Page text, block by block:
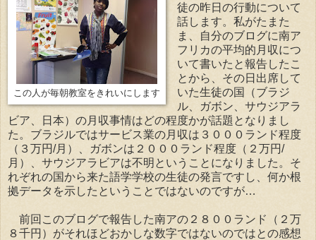
この人が毎朝教室をきれいにします
徒の昨日の行動について
話します。私がたまた
ま、自分のブログに南ア
フリカの平均的月収につ
いて書いたと報告したこ
とから、その日出席して
いた生徒の国（ブラジ
ル、ガボン、サウジアラ
ビア、日本）の月収事情はどの程度かが話題となりまし
た。ブラジルではサービス業の月収は３０００ランド程度
（３万円/月）、ガボンは２０００ランド程度（２万円/
月）、サウジアラビアは不明ということになりました。そ
れぞれの国から来た語学学校の生徒の発言ですし、何か根
拠データを示したということではないのですが…
前回このブログで報告した南アの２８００ランド（２万
８千円）がそれほどおかしな数字ではないのではとの感想